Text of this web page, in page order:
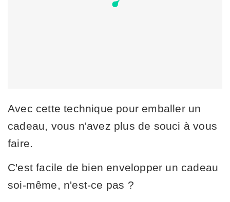
Avec cette technique pour emballer un
cadeau, vous n'avez plus de souci à vous
faire.
C'est facile de bien envelopper un cadeau
soi-même, n'est-ce pas ?